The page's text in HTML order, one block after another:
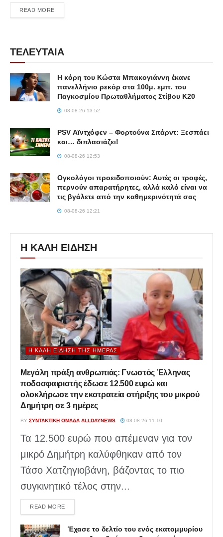
READ MOREDETAILS
ΤΕΛΕΥΤΑΙΑ
Η κόρη του Κώστα Μπακογιάννη έκανε
πανελλήνιο ρεκόρ στα 100μ. εμπ. του
Παγκοσμίου Πρωταθλήματος Στίβου Κ20
08-08-26 13:52
PSV Αϊντχόφεν – Φορτούνα Σιτάρντ: Ξεσπάει
και… διπλασιάζει!
08-08-26 12:53
Ογκολόγοι προειδοποιούν: Αυτές οι τροφές,
περνούν απαρατήρητες, αλλά καλό είναι να
τις βγάλετε από την καθημερινότητά σας
08-08-26 12:21
Η ΚΑΛΗ ΕΙΔΗΣΗ
Η ΚΑΛΉ ΕΊΔΗΣΗ ΤΗΣ ΗΜΈΡΑΣ
Μεγάλη πράξη ανθρωπιάς: Γνωστός Έλληνας
ποδοσφαιριστής έδωσε 12.500 ευρώ και
ολοκλήρωσε την εκστρατεία στήριξης του μικρού
Δημήτρη σε 3 ημέρες
BY ΣΥΝΤΑΚΤΙΚΉ ΟΜΆΔΑ ALLDAYNEWS 08-08-26 11:10
Τα 12.500 ευρώ που απέμεναν για τον
μικρό Δημήτρη καλύφθηκαν από τον
Τάσο Χατζηγιοβάνη, βάζοντας το πιο
συγκινητικό τέλος στην...
READ MOREDETAILS
Έχασε το δελτίο του ενός εκατομμυρίου